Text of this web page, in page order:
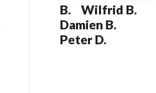
B. Wilfrid B.
Damien B.
Peter D.